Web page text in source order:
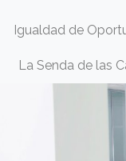
Igualdad de
La Senda de las